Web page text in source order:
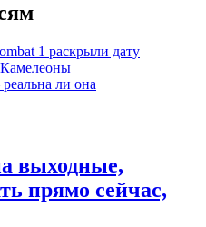
1 раскрыли дату
Камелеоны
ли она
выходные,
прямо сейчас,